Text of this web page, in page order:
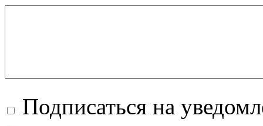
Подписаться на